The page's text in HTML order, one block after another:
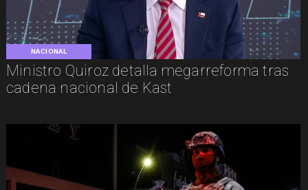
NACIONAL
Ministro Quiroz detalla megarreforma tras
cadena nacional de Kast